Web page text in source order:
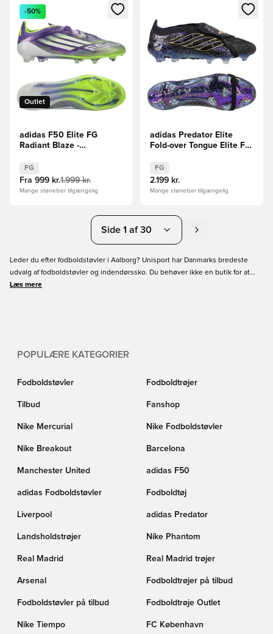
Åbner en Modal til at logge ind eller tilmelde dig som
Outlet
-50%
adidas F50 Elite FG
Radiant Blaze -
FG
Fra 999 kr.1.999 kr.
Mange størrelser tilgængelig
Åbner en Modal til at logge
adidas Predator Elite
Fold-over Tongue Elite FG
LIMITED EDITION
FG
2.199 kr.
Mange størrelser tilgængelig
Side 1 af 30
Leder du efter fodboldstøvler i Aalborg? Unisport har Danmarks bredeste
udvalg af fodboldstøvler og indendørssko. Du behøver ikke en butik for at
købe støvler i Aalborg, du kan købe dem online hos Unisport. Vi leverer
Læs mere
POPULÆRE KATEGORIER
Fodboldstøvler Fodboldtrøjer
Tilbud Fanshop
Nike Mercurial Nike Fodboldstøvler
Nike Breakout Barcelona
Manchester United adidas F50
adidas Fodboldstøvler Fodboldtøj
Liverpool adidas Predator
Landsholdstrøjer Nike Phantom
Real Madrid Real Madrid trøjer
Arsenal Fodboldtrøjer på tilbud
Fodboldstøvler på tilbud Fodboldtrøje Outlet
Nike Tiempo FC København